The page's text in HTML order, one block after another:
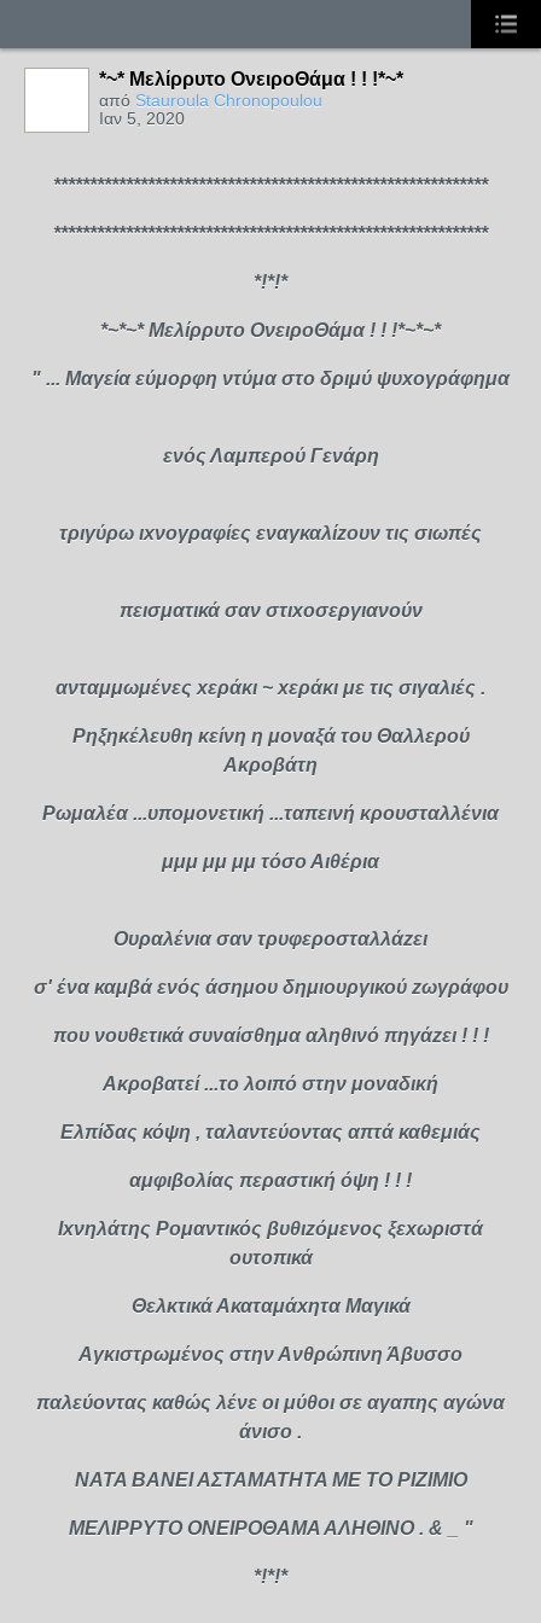
*~* Μελίρρυτο ΟνειροΘάμα ! ! !*~*
από Stauroula Chronopoulou
Ιαν 5, 2020
************************************************************
************************************************************
*!*!*
*~*~* Μελίρρυτο ΟνειροΘάμα ! ! !*~*~*
" ... Μαγεία εύμορφη ντύμα στο δριμύ ψυxογράφημα
ενός Λαμπερού Γενάρη
τριγύρω ιxνογραφίες εναγκαλίzουν τις σιωπές
πεισματικά σαν στιxοσεργιανούν
ανταμμωμένες xεράκι ~ xεράκι με τις σιγαλιές .
Ρηξηκέλευθη κείνη η μοναξά του Θαλλερού
Ακροβάτη
Ρωμαλέα ...υπομονετική ...ταπεινή κρουσταλλένια
μμμ μμ μμ τόσο Αιθέρια
Ουραλένια σαν τρυφεροσταλλάzει
σ' ένα καμβά ενός άσημου δημιουργικού zωγράφου
που νουθετικά συναίσθημα αληθινό πηγάzει ! ! !
Ακροβατεί ...το λοιπό στην μοναδική
Ελπίδας κόψη , ταλαντεύοντας απτά καθεμιάς
αμφιβολίας περαστική όψη ! ! !
Ιxνηλάτης Ρομαντικός βυθιzόμενος ξεxωριστά
ουτοπικά
Θελκτικά Ακαταμάxητα Μαγικά
Αγκιστρωμένος στην Ανθρώπινη Άβυσσο
παλεύοντας καθώς λένε οι μύθοι σε αγαπης αγώνα
άνισο .
ΝΑΤΑ ΒΑΝΕΙ ΑΣΤΑΜΑΤΗΤΑ ΜΕ ΤΟ ΡΙΖΙΜΙΟ
ΜΕΛΙΡΡΥΤΟ ΟΝΕΙΡΟΘΑΜΑ ΑΛΗΘΙΝΟ . & _ "
*!*!*